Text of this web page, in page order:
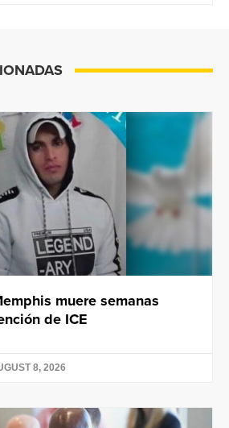
muere semanas
de ICE
8, 2026